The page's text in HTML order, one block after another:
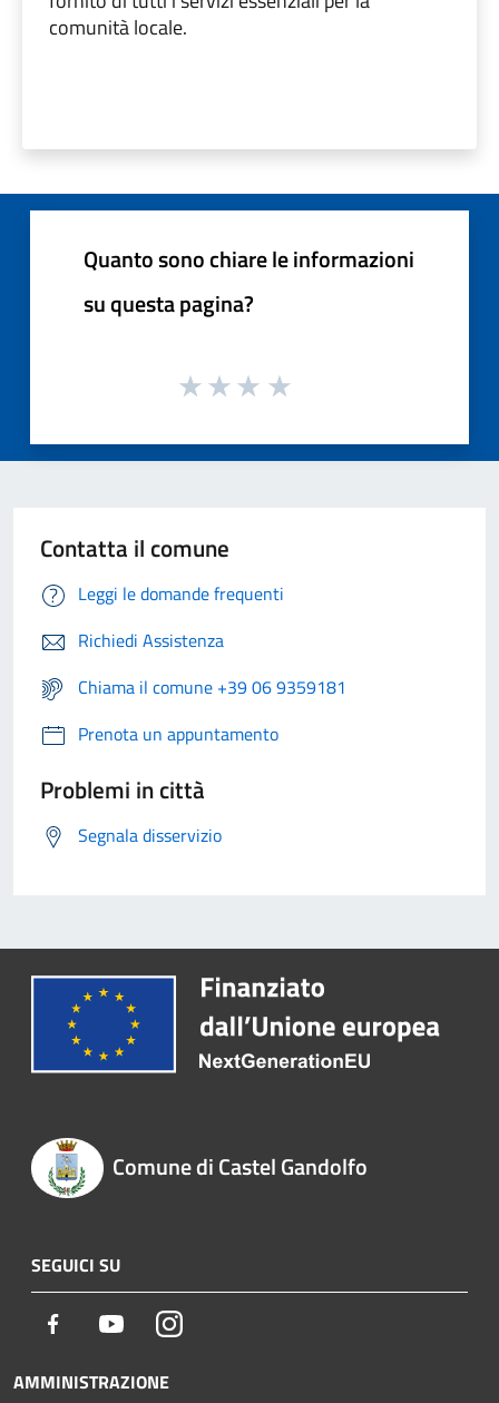
comunità locale.
Quanto sono chiare le informazioni
su questa pagina?
Contatta il comune
Leggi le domande frequenti
Richiedi Assistenza
Chiama il comune +39 06 9359181
Prenota un appuntamento
Problemi in città
Segnala disservizio
Comune di Castel Gandolfo
SEGUICI SU
Facebook YoutubeInstagram
AMMINISTRAZIONE